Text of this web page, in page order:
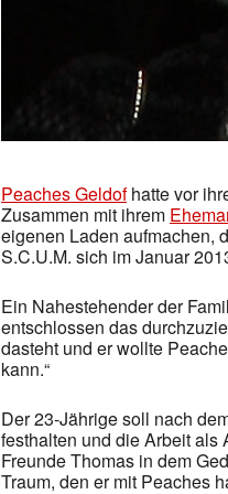
Peaches Geldofhatte vor
Zusammen mit ihrem
eigenen Laden aufmachen,
S.C.U.M. sich im Januar
Ein Nahestehender der
entschlossen das
dasteht und er wollte
kann.“
Der 23-Jährige soll nach
festhalten und die Arbeit als
Freunde Thomas in dem
Traum, den er mit Peaches